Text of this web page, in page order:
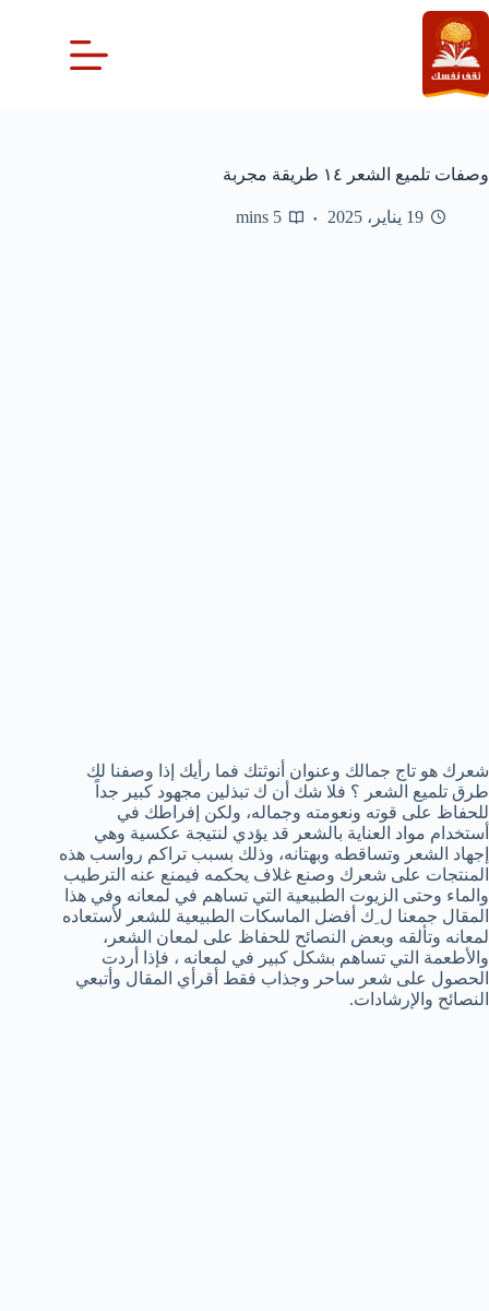
التجاوز
إلى
المحتوى
وصفات تلميع الشعر ١٤ طريقة مجربة
19 يناير، 2025 5 mins
شعرك ھو تاج جمالك وعنوان أنوثتك فما رأيك إذا وصفنا لك
طرق تلميع الشعر ؟ فلا شك أن ك تبذلین مجھود كبیر جداً
للحفاظ على قوته ونعومته وجماله، ولكن إفراطك في
أستخدام مواد العنایة بالشعر قد یؤدي لنتیجة عكسیة وھي
إجھاد الشعر وتساقطه وبھتانه، وذلك بسبب تراكم رواسب ھذه
المنتجات على شعرك وصنع غلاف یحكمه فیمنع عنه الترطیب
والماء وحتى الزیوت الطبیعیة التي تساھم في لمعانه وفي ھذا
المقال جمعنا ل ِك أفضل الماسكات الطبیعیة للشعر لأستعاده
لمعانه وتألقه وبعض النصائح للحفاظ على لمعان الشعر،
والأطعمة التي تساھم بشكل كبیر في لمعانه ، فإذا أردت
الحصول على شعر ساحر وجذاب فقط أقرأي المقال وأتبعي
النصائح والإرشادات.